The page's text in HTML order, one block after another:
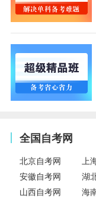
全国自考网
北京自考网 上
安徽自考网
湖
山西自考网
海